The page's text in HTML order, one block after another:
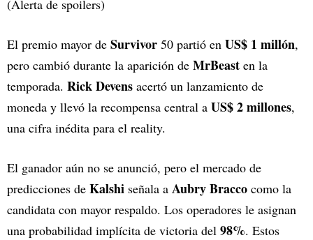
(Alerta de spoilers)
El premio mayor de Survivor 50 partió en US$ 1 millón,
pero cambió durante la aparición de MrBeast en la
temporada. Rick Devens acertó un lanzamiento de
moneda y llevó la recompensa central a US$ 2 millones,
una cifra inédita para el reality.
El ganador aún no se anunció, pero el mercado de
predicciones de Kalshi señala a Aubry Bracco como la
candidata con mayor respaldo. Los operadores le asignan
una probabilidad implícita de victoria del 98%. Estos